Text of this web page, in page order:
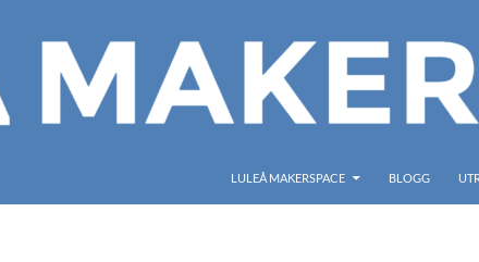
LULEÅ MAKERSPACE BLOGG